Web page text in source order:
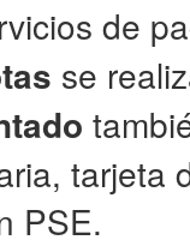
de
se
tarjeta
PSE.